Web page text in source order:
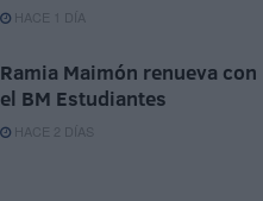
HACE 1 DÍA
Ramia Maimón renueva con
el BM Estudiantes
HACE 2 DÍAS